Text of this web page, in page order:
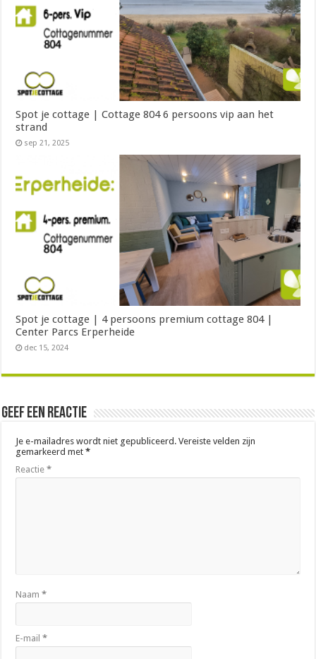
Spot je cottage | Cottage 804 6 persoons vip aan het
strand
sep 21, 2025
Spot je cottage | 4 persoons premium cottage 804 |
Center Parcs Erperheide
dec 15, 2024
Geef een reactie
Je e-mailadres wordt niet gepubliceerd. Vereiste velden zijn
gemarkeerd met*
Reactie*
Naam*
E-mail*